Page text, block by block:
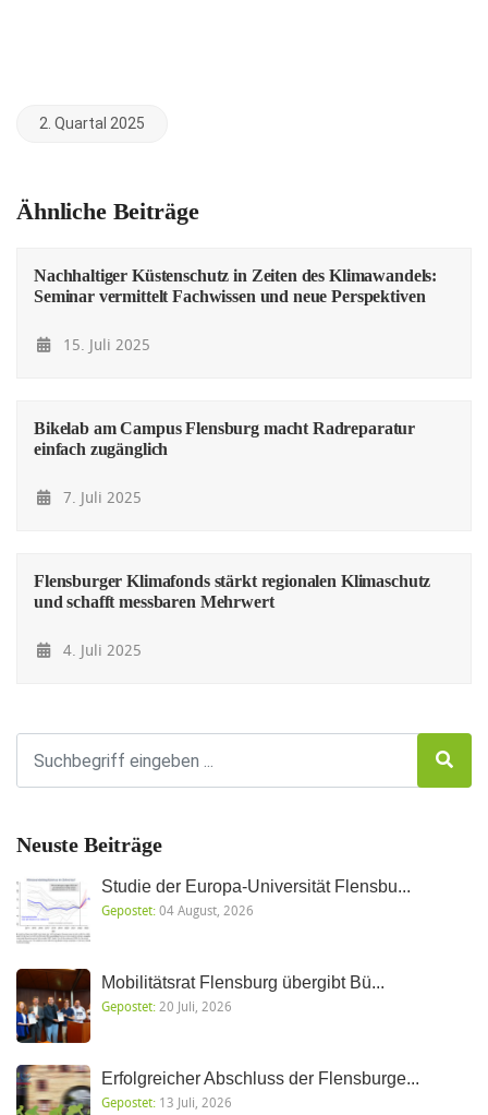
2. Quartal 2025
Ähnliche Beiträge
Nachhaltiger Küstenschutz in Zeiten des Klimawandels:
Seminar vermittelt Fachwissen und neue Perspektiven
15. Juli 2025
Bikelab am Campus Flensburg macht Radreparatur
einfach zugänglich
7. Juli 2025
Flensburger Klimafonds stärkt regionalen Klimaschutz
und schafft messbaren Mehrwert
4. Juli 2025
Neuste Beiträge
Studie der Europa-Universität Flensbu...
Gepostet:04 August, 2026
Mobilitätsrat Flensburg übergibt Bü...
Gepostet:20 Juli, 2026
Erfolgreicher Abschluss der Flensburge...
Gepostet: 13 Juli, 2026